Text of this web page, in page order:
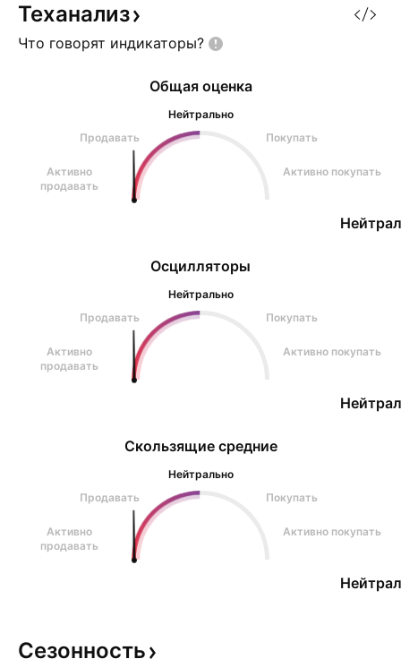
Теханализ
Что говорят индикаторы?
Осцилляторы
Нейтрально
Продавать
Покупать
Активно
продавать
Активно покупать
Общая оценка
Нейтрально
Продавать
Покупать
Активно
продавать
Активно покупать
Скользящие средние
Нейтрально
Продавать
Покупать
Активно
продавать
Активно покупать
Сезонность